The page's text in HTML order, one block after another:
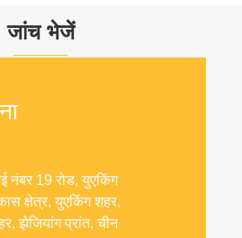
जांच भेजें
नंबर 19 रोड, युएकिंग
क्षेत्र, युएकिंग शहर,
झेजियांग प्रांत, चीन